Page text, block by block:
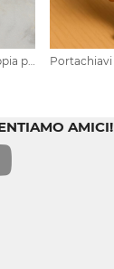
Portachiavi con foto di coppia personalizzati
AMICI!